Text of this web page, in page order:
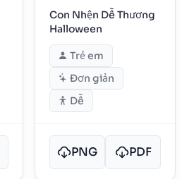
Con Nhện Dễ Thương
Halloween
Trẻ em
Đơn giản
Dễ
PNG PDF